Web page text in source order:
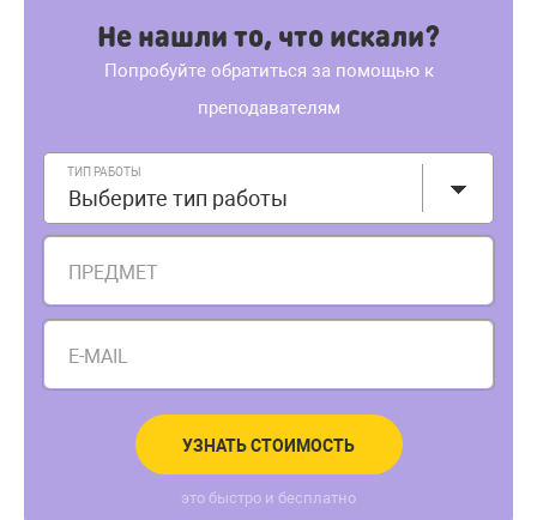
Не нашли то, что искали?
Попробуйте обратиться за помощью к
преподавателям
ТИП РАБОТЫ
Выберите тип работы
ПРЕДМЕТ
E-MAIL
УЗНАТЬ СТОИМОСТЬ
это быстро и бесплатно